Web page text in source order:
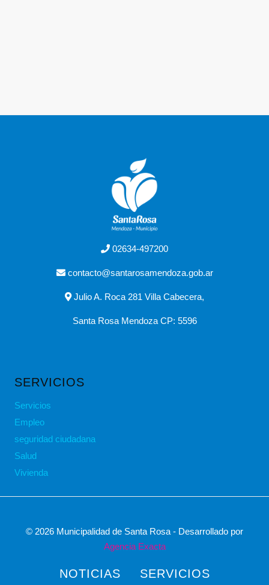
02634-497200
contacto@santarosamendoza.gob.ar
Julio A. Roca 281 Villa Cabecera,
Santa Rosa Mendoza CP: 5596
SERVICIOS
Servicios
Empleo
seguridad ciudadana
Salud
Vivienda
© 2026 Municipalidad de Santa Rosa - Desarrollado por
Agencia Exacta
NOTICIAS SERVICIOS